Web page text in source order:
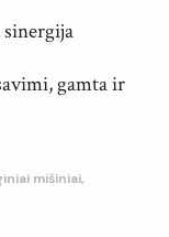
gamta ir
mišiniai,